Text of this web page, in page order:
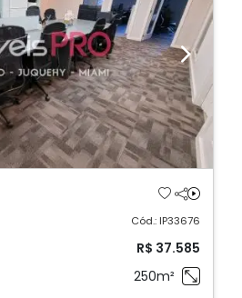
Next
Cód.: IP33676
R$ 37.585
250m²